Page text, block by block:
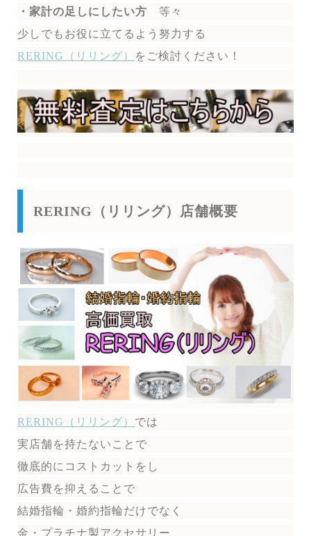
・家計の足しにしたい方 等々
少しでもお役に立てるよう努力する
RERING（リリング）
を ご検討ください！
RERING（リリング）店舗概要
RERING（リリング） では
実店舗を持たないことで
徹底的にコストカットをし
広告費を抑えることで
結婚指輪・婚約指輪だけでなく
金・プラチナ製アクセサリー